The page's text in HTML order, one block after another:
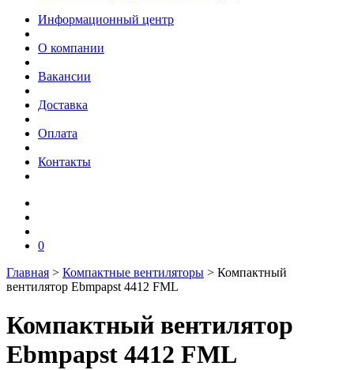
Информационный центр
О компании
Вакансии
Доставка
Оплата
Контакты
0
Главная > Компактные вентиляторы > Компактный
вентилятор Ebmpapst 4412 FML
Компактный вентилятор
Ebmpapst 4412 FML